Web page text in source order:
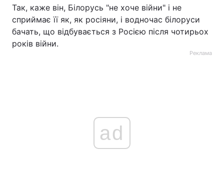
Так, каже він, Білорусь "не хоче війни" і не
сприймає її як, як росіяни, і водночас білоруси
бачать, що відбувається з Росією після чотирьох
років війни.
Реклама
ad